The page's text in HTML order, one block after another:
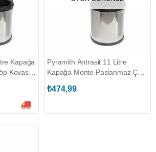
Kapağa
Kovası
Pyramith Antrasit 11 Litre
Kapağa Monte Paslanmaz Çöp
₺474,99